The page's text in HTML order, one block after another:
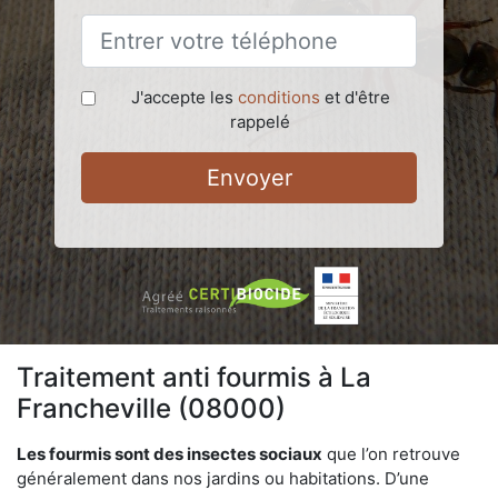
J'accepte les conditions et d'être
rappelé
Envoyer
Traitement anti fourmis à La
Francheville (08000)
Les fourmis sont des insectes sociaux que l’on retrouve
généralement dans nos jardins ou habitations. D’une